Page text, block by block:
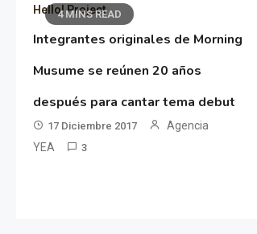
4 MINS READ
Hello! Project
Integrantes originales de Morning
Musume se reúnen 20 años
después para cantar tema debut
17 Diciembre 2017
Agencia
YEA
3